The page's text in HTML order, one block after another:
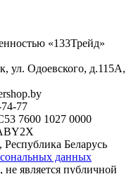
«133Трейд»
ул. Одоевского, д.115А,
77
7600 1027 0000
Беларусь
данных
является публичной